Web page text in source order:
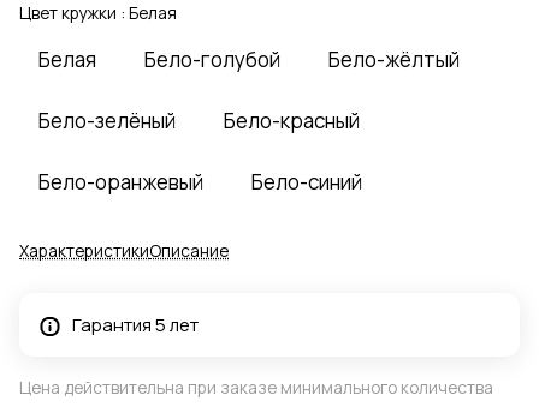
Цвет кружки : Белая
Белая Бело-голубой Бело-жёлтый
Бело-зелёный Бело-красный
Бело-оранжевый Бело-синий
ХарактеристикиОписание
Гарантия 5 лет
Цена действительна при заказе минимального количества